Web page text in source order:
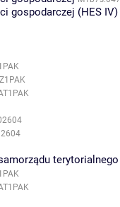
gospodarczej (HES IV)
terytorialnego